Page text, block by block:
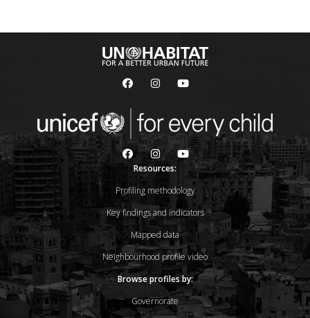
Resources:
Profiling methodology
Key findings and indicators
Mapped data
Neighbourhood profile video
Browse profiles by:
Governorate